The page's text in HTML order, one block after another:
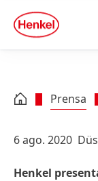
Skip to footer
quick
search
Prensa
6 ago. 2020
Henkel